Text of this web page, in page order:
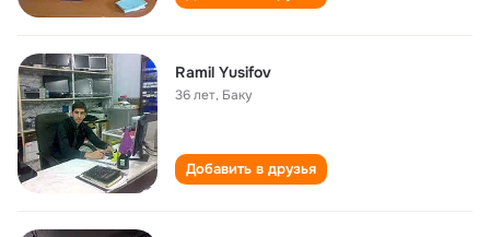
Ramil Yusifov
36 лет, Баку
Добавить в друзья